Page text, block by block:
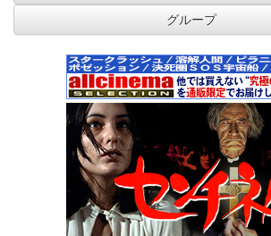
グループ